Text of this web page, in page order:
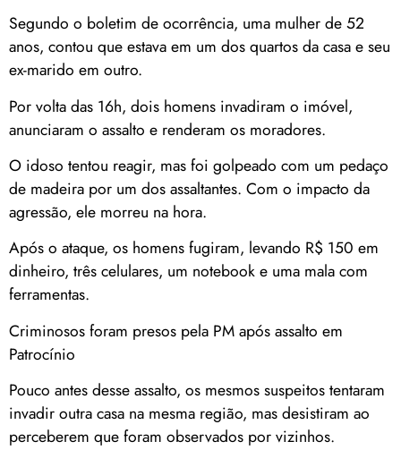
Segundo o boletim de ocorrência, uma mulher de 52
anos, contou que estava em um dos quartos da casa e seu
ex-marido em outro.
Por volta das 16h, dois homens invadiram o imóvel,
anunciaram o assalto e renderam os moradores.
O idoso tentou reagir, mas foi golpeado com um pedaço
de madeira por um dos assaltantes. Com o impacto da
agressão, ele morreu na hora.
Após o ataque, os homens fugiram, levando R$ 150 em
dinheiro, três celulares, um notebook e uma mala com
ferramentas.
Criminosos foram presos pela PM após assalto em
Patrocínio
Pouco antes desse assalto, os mesmos suspeitos tentaram
invadir outra casa na mesma região, mas desistiram ao
perceberem que foram observados por vizinhos.